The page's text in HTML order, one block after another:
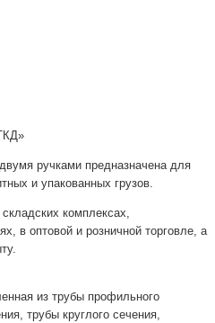
ручками предназначена для
и упакованных грузов.
комплексах,
в оптовой и розничной торговле, а
из трубы профильного
трубы круглого сечения,